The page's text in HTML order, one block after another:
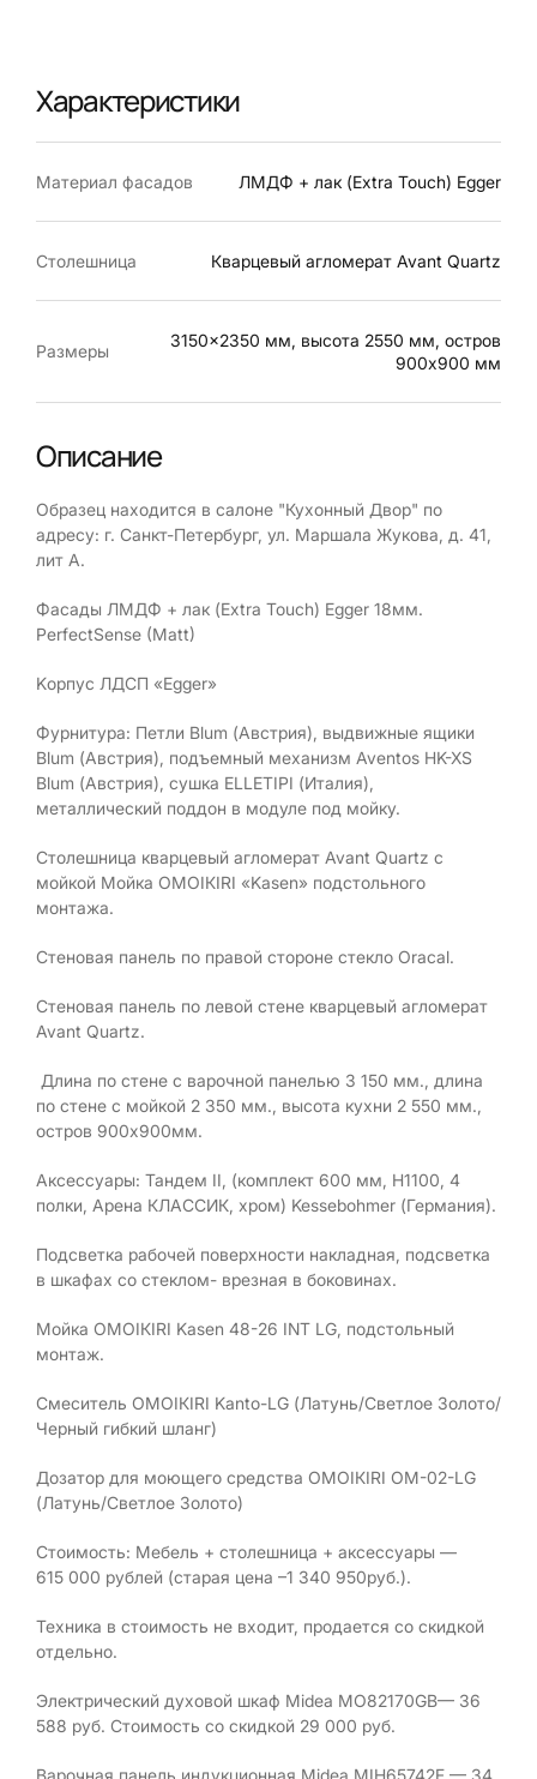
Характеристики
Материал фасадов ЛМДФ + лак (Extra Touch) Egger
Столешница Кварцевый агломерат Avant Quartz
Размеры
3150x2350 мм, высота 2550 мм, остров
900х900 мм
Описание
Образец находится в салоне "Кухонный Двор" по
адресу: г. Санкт-Петербург, ул. Маршала Жукова, д. 41,
лит А.
Фасады ЛМДФ + лак (Extra Touch) Egger 18мм.
PerfectSense (Matt)
Kорпус ЛДСП «Еggеr»
Фурнитура: Петли Blum (Австрия), выдвижные ящики
Blum (Австрия), подъемный механизм Aventos HK-XS
Blum (Австрия), сушка ELLETIPI (Италия),
металлический поддон в модуле под мойку.
Столешница кварцевый агломерат Avant Quartz с
мойкой Мойка ОМОIКIRI «Kasen» подстольного
монтажа.
Стеновая панель по правой стороне стекло Oracal.
Стеновая панель по левой стене кварцевый агломерат
Avant Quartz.
Длина по стене c варочной панелью 3 150 мм., длина
по стене с мойкой 2 350 мм., высота кухни 2 550 мм.,
остров 900х900мм.
Аксессуары: Тандем II, (комплект 600 мм, Н1100, 4
полки, Арена КЛАССИК, хром) Kessebohmer (Германия).
Подсветка рабочей поверхности накладная, подсветка
в шкафах со стеклом- врезная в боковинах.
Мойка ОМОIКIRI Kasen 48-26 INT LG, подстольный
монтаж.
Смеситель ОМОIКIRI Kanto-LG (Латунь/Светлое Золото/
Черный гибкий шланг)
Дозатор для моющего средства ОМОIКIRI OM-02-LG
(Латунь/Светлое Золото)
Стоимость: Мебель + столешница + аксессуары —
615 000 рублей (старая цена –1 340 950руб.).
Техника в стоимость не входит, продается со скидкой
отдельно.
Электрический духовой шкаф Midea MO82170GB— 36
588 руб. Стоимость со скидкой 29 000 руб.
Варочная панель индукционная Midea MIH65742F — 34